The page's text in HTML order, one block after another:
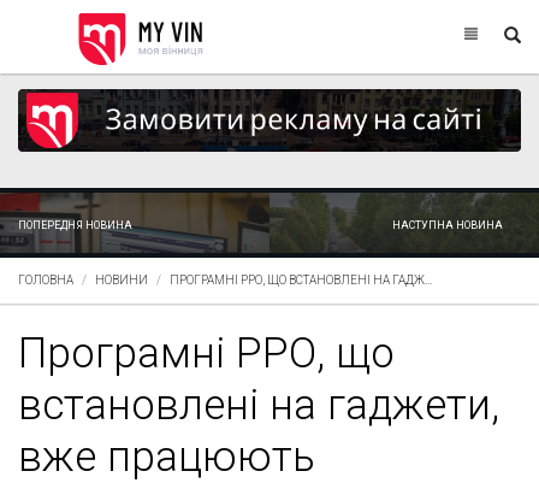
ПОПЕРЕДНЯ НОВИНА НАСТУПНА НОВИНА
ГОЛОВНА НОВИНИ ПРОГРАМНІ РРО, ЩО ВСТАНОВЛЕНІ НА ГАДЖ...
Програмні РРО, що
встановлені на гаджети,
вже працюють